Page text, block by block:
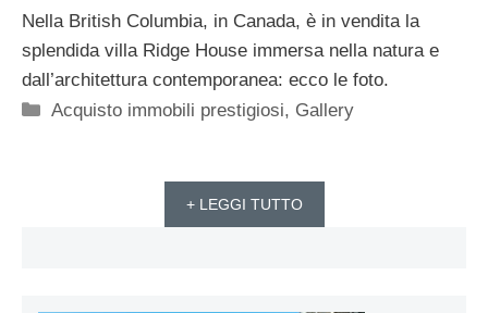
Nella British Columbia, in Canada, è in vendita la
splendida villa Ridge House immersa nella natura e
dall’architettura contemporanea: ecco le foto.
Categorie
Acquisto immobili prestigiosi, Gallery
+ LEGGI TUTTO